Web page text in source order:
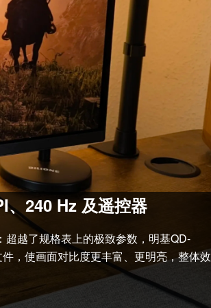
240 Hz 及遥控器
越了规格表上的极致参数，明基QD-
，使画面对比度更丰富、更明亮，整体效